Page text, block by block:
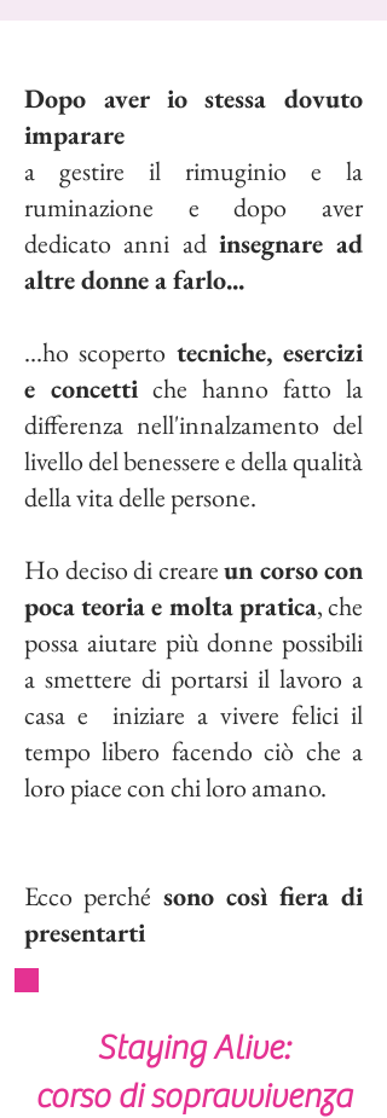
Dopo aver io stessa dovuto
imparare
a gestire il rimuginio e la
ruminazione e dopo aver
dedicato anni ad insegnare ad
altre donne a farlo...
...ho scoperto tecniche, esercizi
e concetti che hanno fatto la
differenza nell'innalzamento del
livello del benessere e della qualità
della vita delle persone.
Ho deciso di creareun corso con
poca teoria e molta pratica, che
possa aiutare più donne possibili
a smettere di portarsi il lavoro a
casa e iniziare a vivere felici il
tempo libero facendo ciò che a
loro piace con chi loro amano.
Ecco perché sono così fiera di
presentarti
Staying Alive:
corso di sopravvivenza